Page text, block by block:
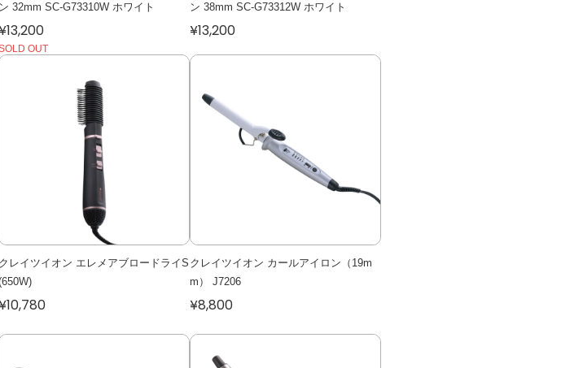
ン 32mm SC-G73310W ホワイト
OUT
ン 38mm SC-G73312W ホワイト
¥13,200
クレイツイオン エレメアブロードライS クレイツイオン カールアイロン（19m
m） J7206
¥8,800